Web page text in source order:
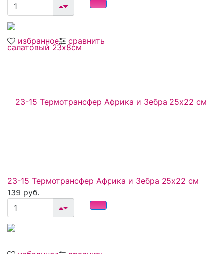
избранное сравнить
23-15 Термотрансфер Африка и Зебра 25х22 см
139 руб.